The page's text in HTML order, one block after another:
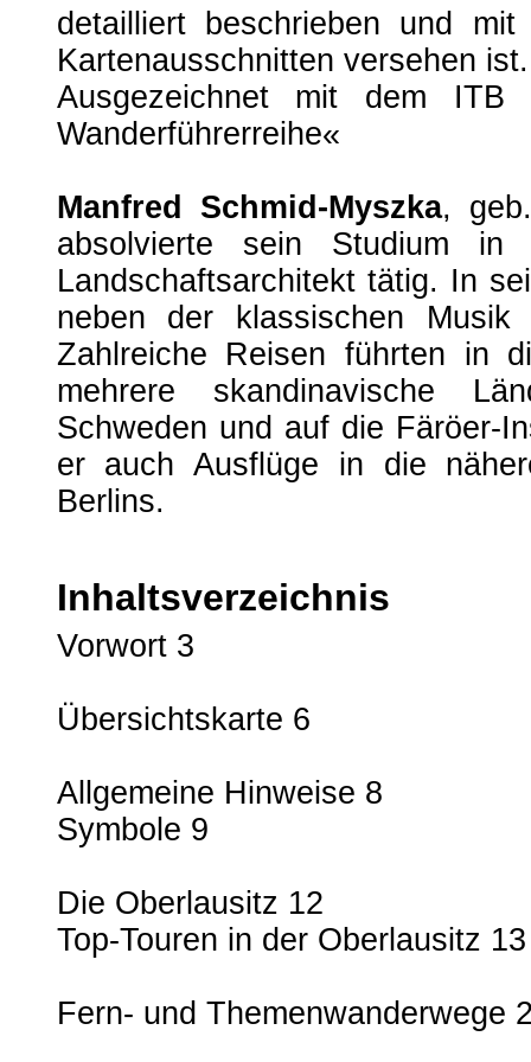
detailliert beschrieben und
Kartenausschnitten versehen ist.
Ausgezeichnet mit dem ITB
Wanderführerreihe«
Manfred Schmid-Myszka,
absolvierte sein Studium
Landschaftsarchitekt tätig. In
neben der klassischen
Zahlreiche Reisen führten in
mehrere skandinavische
Schweden und auf die Färöer-
er auch Ausflüge in die
Berlins.
Inhaltsverzeichnis
Vorwort 3
Übersichtskarte 6
Allgemeine Hinweise 8
Symbole 9
Die Oberlausitz 12
Top-Touren in der Oberlausitz 13
Fern- und Themenwanderwege